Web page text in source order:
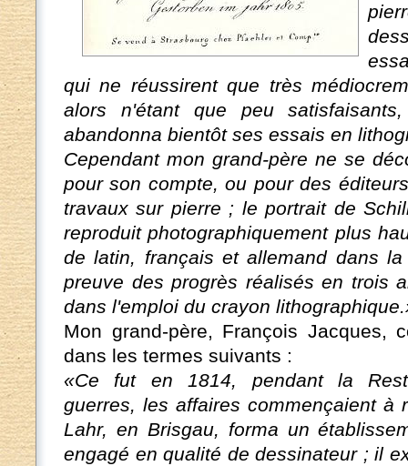
qui ne réussirent que très
alors n'étant que peu
abandonna bientôt ses essais en
Cependant mon grand-père ne se
pour son compte, ou pour des
travaux sur pierre ; le portrait de
reproduit photographiquement plus
de latin, français et allemand dans
preuve des progrès réalisés en trois
dans l'emploi du crayon
Mon grand-père, François Jacques,
dans les termes suivants :
«Ce fut en 1814, pendant la
guerres, les affaires commençaient à
Lahr, en Brisgau, forma un
engagé en qualité de dessinateur ; il